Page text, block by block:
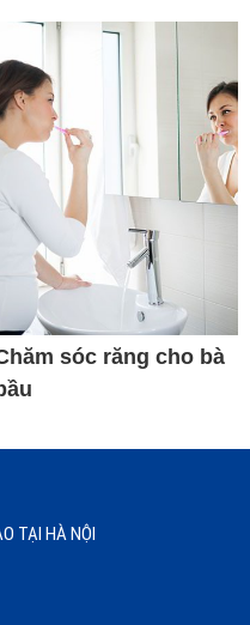
sóc răng cho bà
TẠI HÀ NỘI